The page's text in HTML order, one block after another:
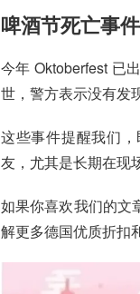
啤酒节死亡事
今年 Oktoberfest 已
世，警方表示没有发
这些事件提醒我们
友，尤其是长期在现
如果你喜欢我们的文
解更多德国优质折扣